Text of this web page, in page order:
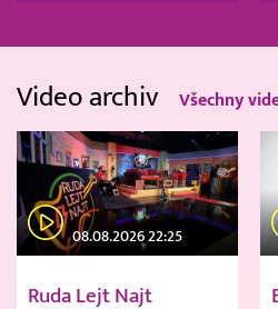
Video archiv Všechny
08.08.2026 22:25
Ruda Lejt Najt